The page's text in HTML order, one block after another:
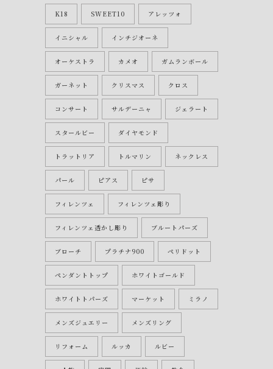
K18 SWEET10 アレッツォ
イニシャル インチジオーネ
オーケストラ カメオ ガムランボール
ガーネット クリスマス クロス
コンサート サルデーニャ ジェラート
スタールビー ダイヤモンド
トラットリア トルマリン ネックレス
パール ピアス ピサ
フィレンツェ フィレンツェ彫り
フィレンツェ透かし彫り ブルートパーズ
ブローチ プラチナ900 ペリドット
ペンダントトップ ホワイトゴールド
ホワイトトパーズ マーケット ミラノ
メンズジュエリー メンズリング
リフォーム ルッカ ルビー